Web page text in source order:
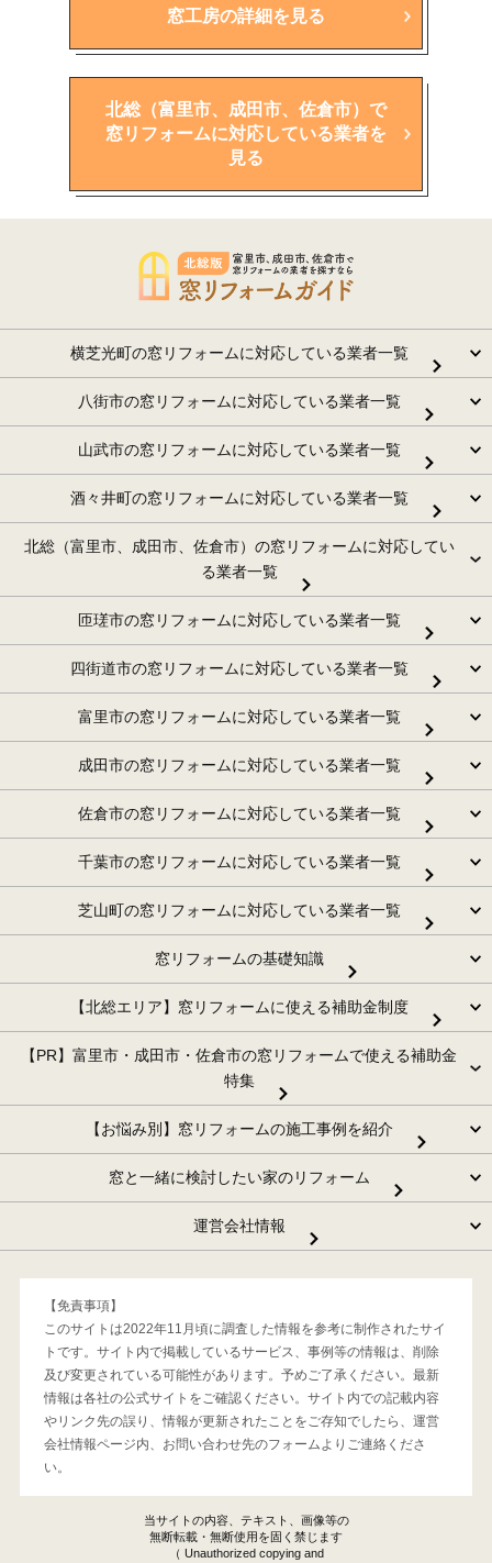
窓工房の詳細を見る
北総（富里市、成田市、佐倉市）で
窓リフォームに対応している業者を
見る
横芝光町の窓リフォームに対応している業者一覧
八街市の窓リフォームに対応している業者一覧
山武市の窓リフォームに対応している業者一覧
酒々井町の窓リフォームに対応している業者一覧
北総（富里市、成田市、佐倉市）の窓リフォームに対応してい
る業者一覧
匝瑳市の窓リフォームに対応している業者一覧
四街道市の窓リフォームに対応している業者一覧
富里市の窓リフォームに対応している業者一覧
成田市の窓リフォームに対応している業者一覧
佐倉市の窓リフォームに対応している業者一覧
千葉市の窓リフォームに対応している業者一覧
芝山町の窓リフォームに対応している業者一覧
窓リフォームの基礎知識
【北総エリア】窓リフォームに使える補助金制度
【PR】富里市・成田市・佐倉市の窓リフォームで使える補助金
特集
【お悩み別】窓リフォームの施工事例を紹介
窓と一緒に検討したい家のリフォーム
運営会社情報
【免責事項】
このサイトは2022年11月頃に調査した情報を参考に制作されたサイ
トです。サイト内で掲載しているサービス、事例等の情報は、削除
及び変更されている可能性があります。予めご了承ください。最新
情報は各社の公式サイトをご確認ください。サイト内での記載内容
やリンク先の誤り、情報が更新されたことをご存知でしたら、運営
会社情報ページ内、お問い合わせ先のフォームよりご連絡くださ
い。
当サイトの内容、テキスト、画像等の
無断転載・無断使用を固く禁じます
（ Unauthorized copying and